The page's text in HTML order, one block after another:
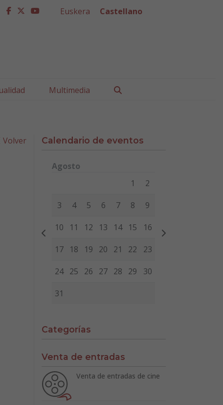
facebook
twitter
youtube
Euskera Castellano
Multimedia
Volver Calendario de eventos
Agosto
Miércoles Jueves
1 2
3 4 5 6 7 8 9
10 11 12 13 14 15 16
17 18 19 20 21 22 23
24 25 26 27 28 29 30
31
Categorías
Venta de entradas
Venta de entradas de cine